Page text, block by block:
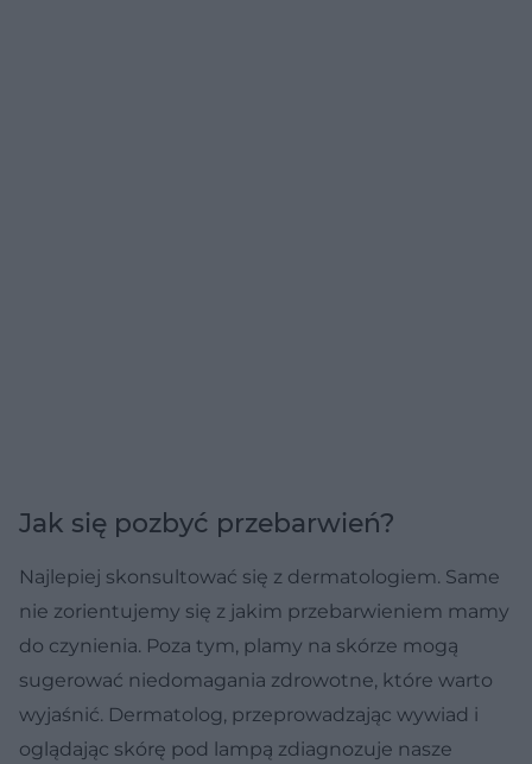
Jak się pozbyć przebarwień?
Najlepiej skonsultować się z dermatologiem. Same
nie zorientujemy się z jakim przebarwieniem mamy
do czynienia. Poza tym, plamy na skórze mogą
sugerować niedomagania zdrowotne, które warto
wyjaśnić. Dermatolog, przeprowadzając wywiad i
oglądając skórę pod lampą zdiagnozuje nasze